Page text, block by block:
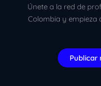
Únete a la red de
Colombia y empieza
Publicar